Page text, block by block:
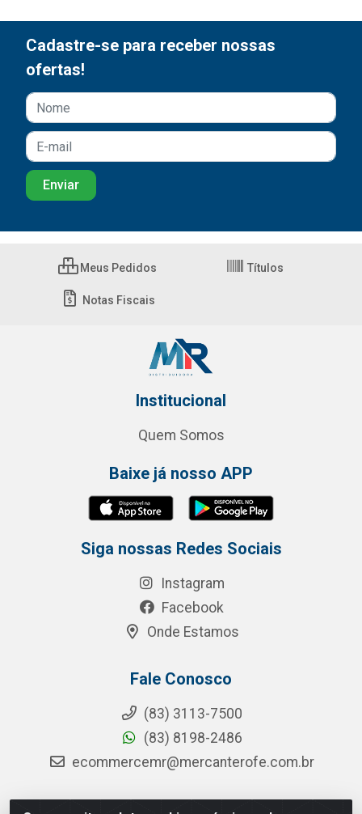
Cadastre-se para receber nossas
ofertas!
Meus Pedidos Títulos
Notas Fiscais
Institucional
Quem Somos
Baixe já nosso APP
Siga nossas Redes Sociais
Instagram
Facebook
Onde Estamos
Fale Conosco
(83) 3113-7500
(83) 8198-2486
ecommercemr@mercanterofe.com.br